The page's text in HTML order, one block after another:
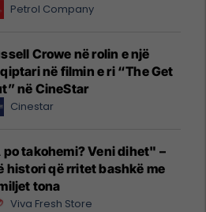
Petrol Company
Crowe në rolin e një
në filmin e ri “The Get
në CineStar
Cinestar
po takohemi? Veni dihet" –
histori që rritet bashkë me
tona
Viva Fresh Store